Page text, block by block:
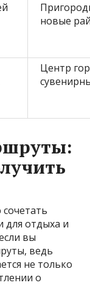
новые
Центр
для отдыха и
вы
ведь
не только
о